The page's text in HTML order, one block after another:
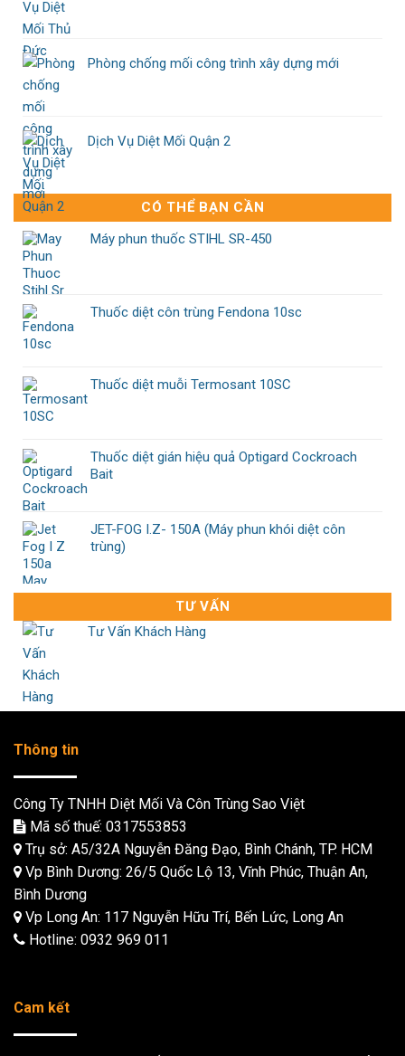
Phòng chống mối công trình xây dựng mới
Dịch Vụ Diệt Mối Quận 2
CÓ THỂ BẠN CẦN
Máy phun thuốc STIHL SR-450
Thuốc diệt côn trùng Fendona 10sc
Thuốc diệt muỗi Termosant 10SC
Thuốc diệt gián hiệu quả Optigard Cockroach
Bait
JET-FOG I.Z- 150A (Máy phun khói diệt côn
trùng)
TƯ VẤN
Tư Vấn Khách Hàng
Thông tin
Công Ty TNHH Diệt Mối Và Côn Trùng Sao Việt
Mã số thuế: 0317553853
Trụ sở: A5/32A Nguyễn Đăng Đạo, Bình Chánh, TP. HCM
Vp Bình Dương: 26/5 Quốc Lộ 13, Vĩnh Phúc, Thuận An,
Bình Dương
Vp Long An: 117 Nguyễn Hữu Trí, Bến Lức, Long An
Hotline: 0932 969 011
Cam kết